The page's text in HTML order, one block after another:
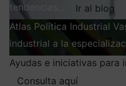
tendencias…
Ir al blog
Atlas Política Industrial
industrial a la
Ayudas e iniciativas para
Consulta aquí